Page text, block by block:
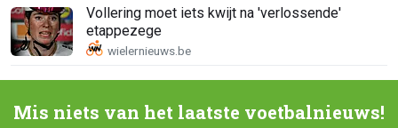
Vollering moet iets kwijt na 'verlossende'
etappezege
Mis niets van het laatste voetbalnieuws!